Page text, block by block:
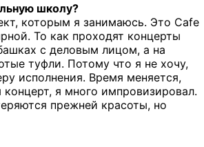
школу?
которым я занимаюсь. Это Cafe
То как проходят концерты
с деловым лицом, а на
туфли. Потому что я не хочу,
исполнения. Время меняется,
я много импровизировал.
прежней красоты, но